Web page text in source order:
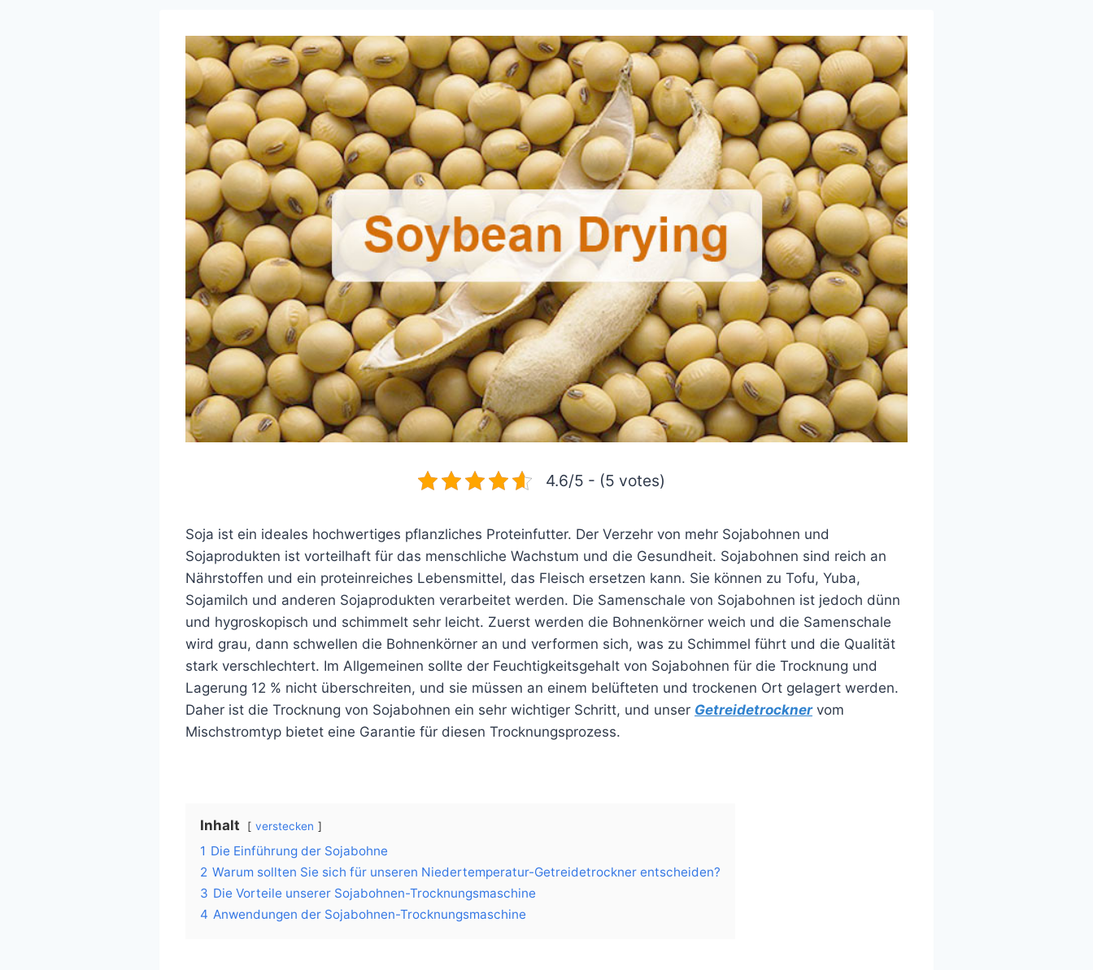
4.6/5 - (5 votes)
Soja ist ein ideales hochwertiges pflanzliches Proteinfutter. Der Verzehr von mehr Sojabohnen und
Sojaprodukten ist vorteilhaft für das menschliche Wachstum und die Gesundheit. Sojabohnen sind reich an
Nährstoffen und ein proteinreiches Lebensmittel, das Fleisch ersetzen kann. Sie können zu Tofu, Yuba,
Sojamilch und anderen Sojaprodukten verarbeitet werden. Die Samenschale von Sojabohnen ist jedoch dünn
und hygroskopisch und schimmelt sehr leicht. Zuerst werden die Bohnenkörner weich und die Samenschale
wird grau, dann schwellen die Bohnenkörner an und verformen sich, was zu Schimmel führt und die Qualität
stark verschlechtert. Im Allgemeinen sollte der Feuchtigkeitsgehalt von Sojabohnen für die Trocknung und
Lagerung 12 % nicht überschreiten, und sie müssen an einem belüfteten und trockenen Ort gelagert werden.
Daher ist die Trocknung von Sojabohnen ein sehr wichtiger Schritt, und unser Getreidetrocknervom
Mischstromtyp bietet eine Garantie für diesen Trocknungsprozess.
Inhalt verstecken
1 Die Einführung der Sojabohne
2 Warum sollten Sie sich für unseren Niedertemperatur-Getreidetrockner entscheiden?
3 Die Vorteile unserer Sojabohnen-Trocknungsmaschine
4 Anwendungen der Sojabohnen-Trocknungsmaschine